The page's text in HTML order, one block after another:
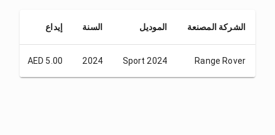
الشركة المصنعة الموديل السنة إيداع
Range Rover
Sport 2024
2024
AED 5.00